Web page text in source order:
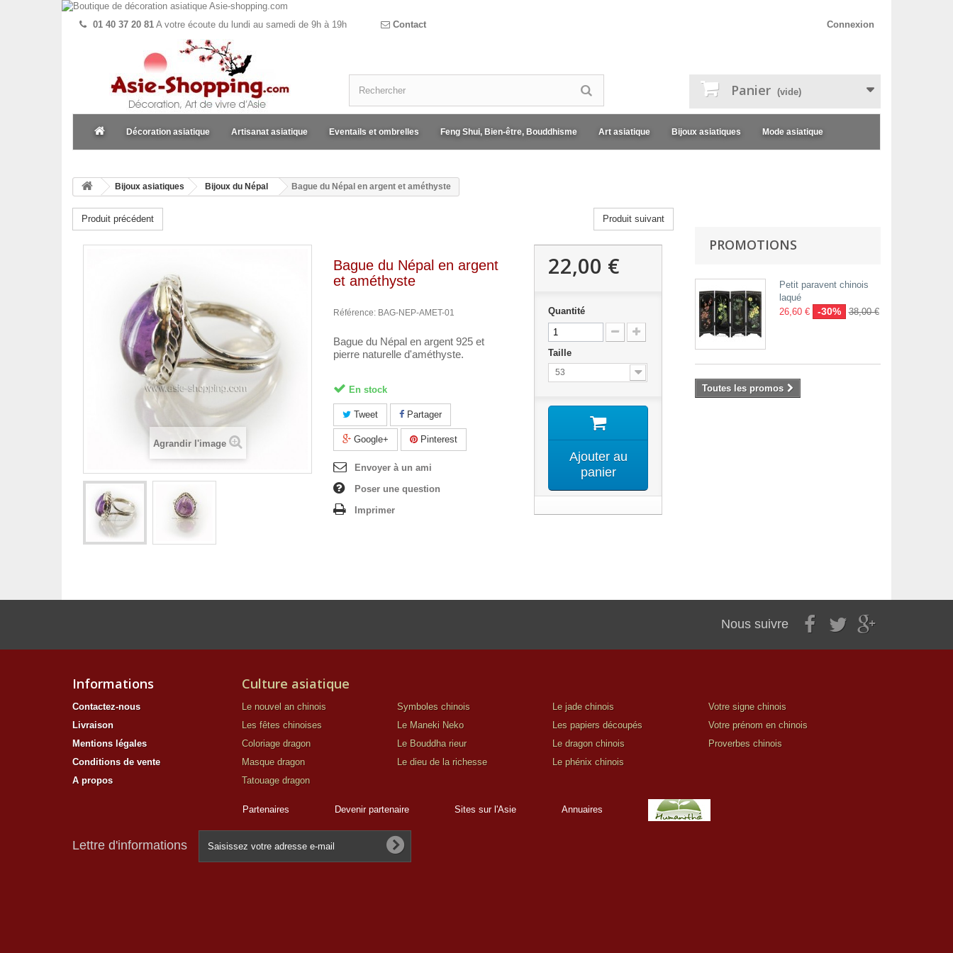
Connexion
01 40 37 20 81 A votre écoute du lundi au samedi de 9h à 19h Contact
Panier (vide)
Décoration asiatique Artisanat asiatique Eventails et ombrelles Feng Shui, Bien-être, Bouddhisme Art asiatique Bijoux asiatiques Mode asiatique
Bijoux asiatiques Bijoux du Népal Bague du Népal en argent et améthyste
Produit précédent Produit suivant
Agrandir l'image
Bague du Népal en argent
et améthyste
Référence: BAG-NEP-AMET-01
Bague du Népal en argent 925 et
pierre naturelle d'améthyste.
En stock
Tweet Partager
Google+ Pinterest
Envoyer à un ami
Poser une question
Imprimer
22,00 €
Quantité
Taille
53
Ajouter au
panier
PROMOTIONS
Petit paravent chinois
laqué
26,60 €
-30% 38,00 €
Toutes les promos
Nous suivre
Informations
Contactez-nous
Livraison
Mentions légales
Conditions de vente
A propos
Culture asiatique
Le nouvel an chinois
Les fêtes chinoises
Coloriage dragon
Masque dragon
Tatouage dragon
Symboles chinois
Le Maneki Neko
Le Bouddha rieur
Le dieu de la richesse
Le jade chinois
Les papiers découpés
Le dragon chinois
Le phénix chinois
Votre signe chinois
Votre prénom en chinois
Proverbes chinois
Partenaires Devenir partenaire Sites sur l'Asie Annuaires
Lettre d'informations